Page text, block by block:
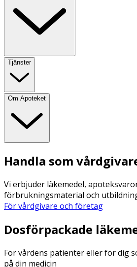
Tjänster
Om Apoteket
Handla som
Vi erbjuder läkemedel,
förbrukningsmaterial och
För vårdgivare och företag
Dosförpackade
För vårdens patienter eller för dig
på din medicin